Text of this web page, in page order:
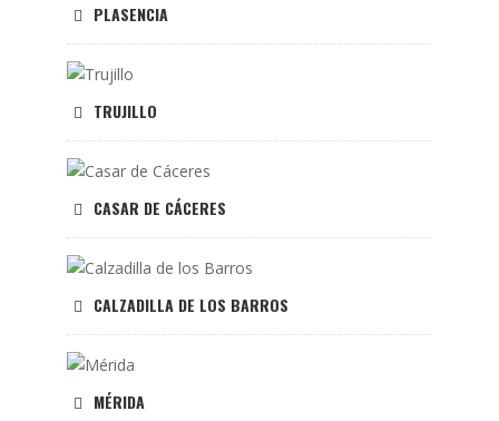
PLASENCIA
TRUJILLO
CASAR DE CÁCERES
CALZADILLA DE LOS BARROS
MÉRIDA